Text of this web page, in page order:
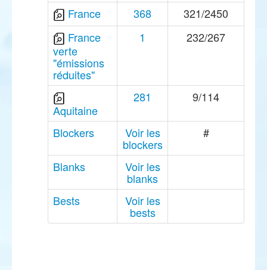
France 368
321/2450
France
verte
"émissions
réduites"
1 232/267
Aquitaine
281 9/114
Blockers Voir les
blockers
#
Blanks Voir les
blanks
Bests
Voir les
bests